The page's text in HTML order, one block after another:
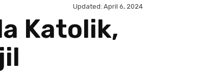
Updated: April 6, 2024
Katolik,